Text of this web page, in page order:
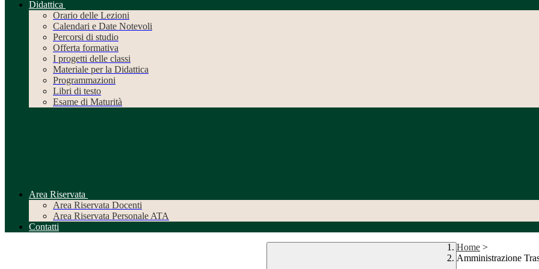
Didattica
Orario delle Lezioni
Calendari e Date Notevoli
Percorsi di studio
Offerta formativa
I progetti delle classi
Materiale per la Didattica
Programmazioni
Libri di testo
Esame di Maturità
Area Riservata
Area Riservata Docenti
Area Riservata Personale ATA
Contatti
Home >
Amministrazione